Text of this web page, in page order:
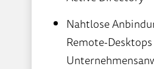
Nahtlose
Remote-